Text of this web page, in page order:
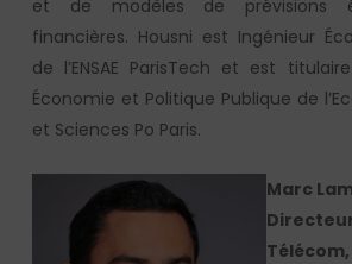
et de modèles de prévisions
financières. Housni est Ingénieur
de l’ENSAE ParisTech et est
Économie et Politique Publique de
et Sciences Po Paris.
Marc